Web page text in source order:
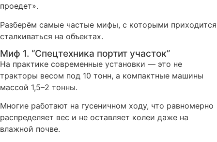
проедет».
Разберём самые частые мифы, с которыми приходится
сталкиваться на объектах.
Миф 1. “Спецтехника портит участок”
На практике современные установки — это не
тракторы весом под 10 тонн, а компактные машины
массой 1,5–2 тонны.
Многие работают на гусеничном ходу, что равномерно
распределяет вес и не оставляет колеи даже на
влажной почве.